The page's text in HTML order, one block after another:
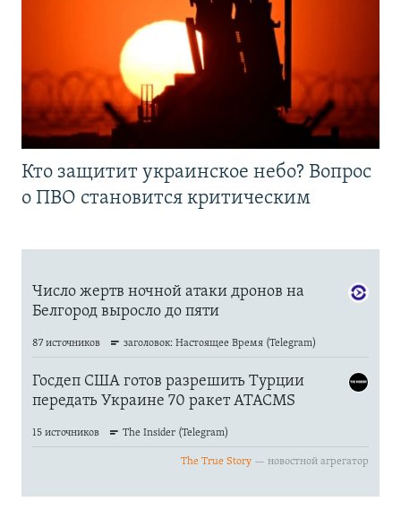
Кто защитит украинское небо? Вопрос
о ПВО становится критическим